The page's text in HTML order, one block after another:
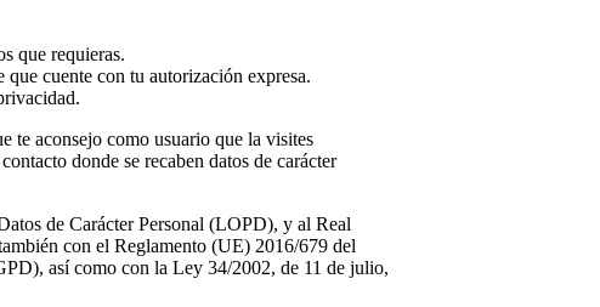
que requieras.
cuente con tu autorización expresa.
te aconsejo como usuario que la visites
donde se recaben datos de carácter
de Carácter Personal (LOPD), y al Real
con el Reglamento (UE) 2016/679 del
así como con la Ley 34/2002, de 11 de julio,